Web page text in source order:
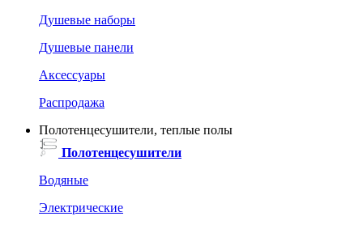
Душевые наборы
Душевые панели
Аксессуары
Распродажа
Полотенцесушители, теплые полы
Полотенцесушители
Водяные
Электрические